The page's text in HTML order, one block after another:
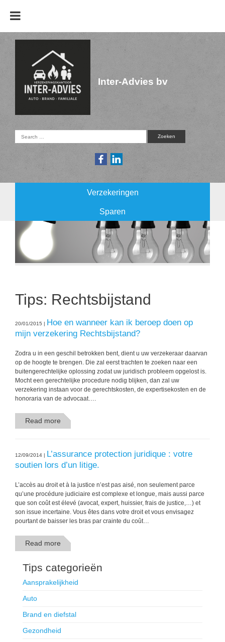
Inter-Advies bv
Verzekeringen
Sparen
Tips: Rechtsbijstand
20/01/2015 | Hoe en wanneer kan ik beroep doen op
mijn verzekering Rechtsbijstand?
Zodra u in een geschil betrokken bent, dient u uw verzekeraar daarvan
op de hoogte te brengen. Die zal eerst trachten te zoeken naar een
buitengerechtelijke oplossing zodat uw juridisch probleem opgelost is.
Mocht een gerechtelijke procedure nodig blijken, dan zal uw
verzekering instaan voor de gerechtskosten, de expertisekosten en de
honoraria van de advocaat….
Read more
12/09/2014 | L’assurance protection juridique : votre
soutien lors d’un litige.
L’accès au droit et à la justice n’est pas aisé, non seulement parce
qu’une procédure judiciaire est complexe et longue, mais aussi parce
que son coût est élevé (avocat, expert, huissier, frais de justice,…) et
son issue incertaine. Vous êtes dans votre droit et vous envisagez
pourtant de baisser les bras par crainte du coût…
Read more
Tips categorieën
Aansprakelijkheid
Auto
Brand en diefstal
Gezondheid